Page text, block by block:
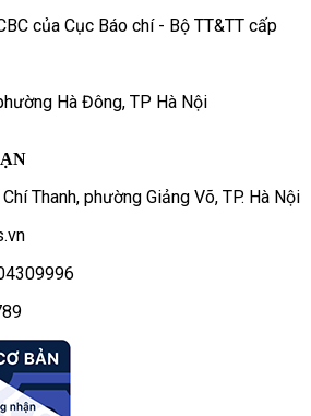
của Cục Báo chí - Bộ TT&TT cấp
Hà Đông, TP Hà Nội
Thanh, phường Giảng Võ, TP. Hà Nội